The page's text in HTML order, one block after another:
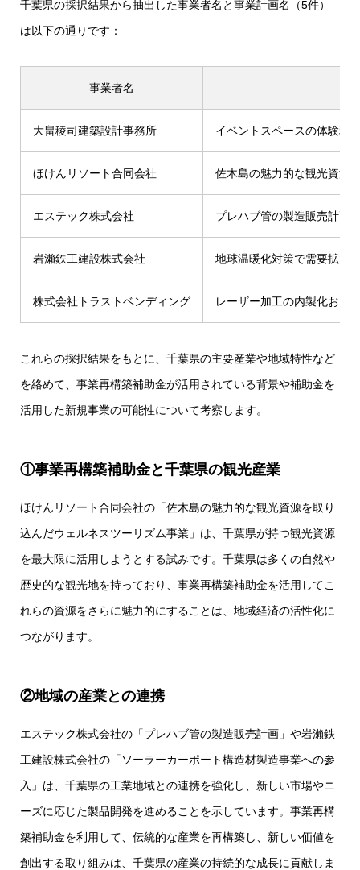
千葉県の採択結果から抽出した事業者名と事業計画名（5件）
は以下の通りです：
事業者名
大畠稜司建築設計事務所 イベントスペースの体験利
ほけんリソート合同会社 佐木島の魅力的な観光資源
エステック株式会社 プレハブ管の製造販売計画
岩瀨鉄工建設株式会社 地球温暖化対策で需要拡大
株式会社トラストベンディング レーザー加工の内製化およ
これらの採択結果をもとに、千葉県の主要産業や地域特性など
を絡めて、事業再構築補助金が活用されている背景や補助金を
活用した新規事業の可能性について考察します。
①事業再構築補助金と千葉県の観光産業
ほけんリソート合同会社の「佐木島の魅力的な観光資源を取り
込んだウェルネスツーリズム事業」は、千葉県が持つ観光資源
を最大限に活用しようとする試みです。千葉県は多くの自然や
歴史的な観光地を持っており、事業再構築補助金を活用してこ
れらの資源をさらに魅力的にすることは、地域経済の活性化に
つながります。
②地域の産業との連携
エステック株式会社の「プレハブ管の製造販売計画」や岩瀨鉄
工建設株式会社の「ソーラーカーポート構造材製造事業への参
入」は、千葉県の工業地域との連携を強化し、新しい市場やニ
ーズに応じた製品開発を進めることを示しています。事業再構
築補助金を利用して、伝統的な産業を再構築し、新しい価値を
創出する取り組みは、千葉県の産業の持続的な成長に貢献しま